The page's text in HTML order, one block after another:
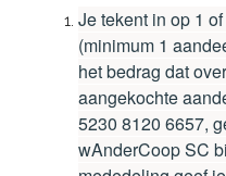
Je tekent in op 1
(minimum 1
het bedrag dat
aangekochte
5230 8120 6657,
wAnderCoop SC